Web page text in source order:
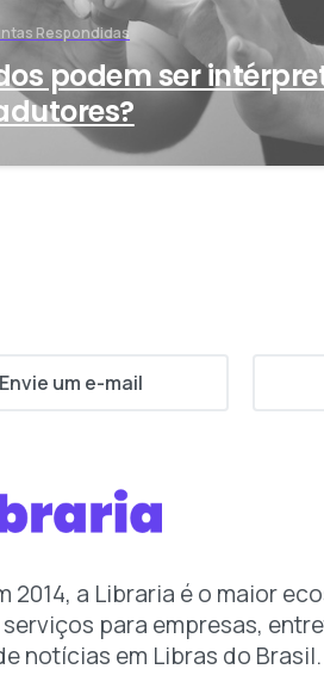
Respondidas
podem ser
Envie um e-mail
2014, a Libraria é o maior
para empresas,
notícias em Libras do Brasil.